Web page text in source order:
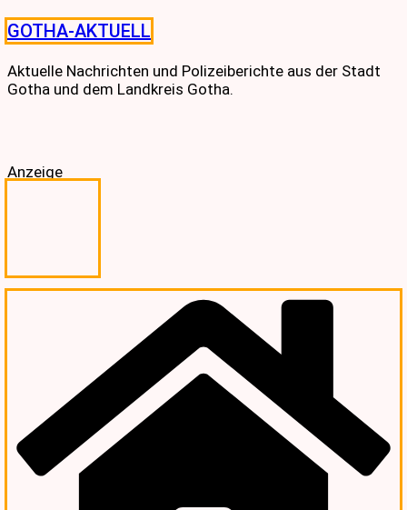
Skip
to
content
GOTHA-AKTUELL
Aktuelle Nachrichten und Polizeiberichte aus der Stadt
Gotha und dem Landkreis Gotha.
Anzeige